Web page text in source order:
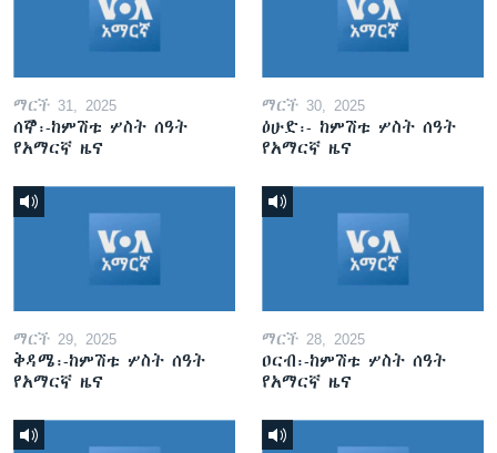
ማርች 31, 2025
ሰኞ፡-ከምሽቱ ሦስት ሰዓት
የአማርኛ ዜና
ማርች 30, 2025
ዕሁድ፡- ከምሽቱ ሦስት ሰዓት
የአማርኛ ዜና
ማርች 29, 2025
ቅዳሜ፡-ከምሽቱ ሦስት ሰዓት
የአማርኛ ዜና
ማርች 28, 2025
ዐርብ፡-ከምሽቱ ሦስት ሰዓት
የአማርኛ ዜና